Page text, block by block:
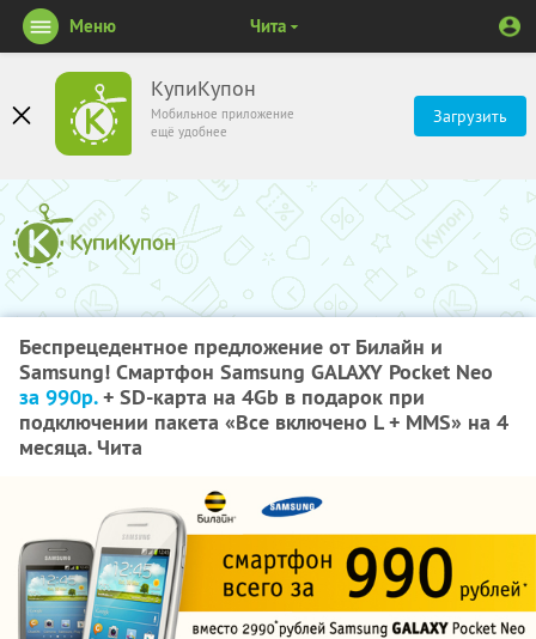
КупиКупон
Мобильное приложение
ещё удобнее
Загрузить
Меню Чита
Беспрецедентное предложение от Билайн и
Samsung! Смартфон Samsung GALAXY Pocket Neo
за 990р.+ SD-карта на 4Gb в подарок при
подключении пакета «Все включено L + MMS» на 4
месяца. Чита